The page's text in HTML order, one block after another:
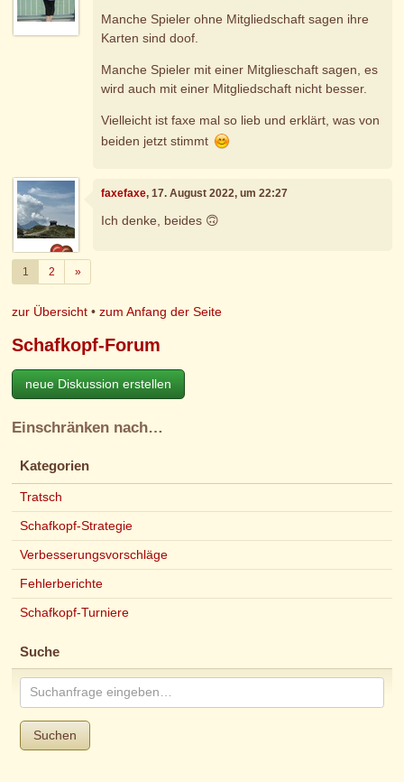
Manche Spieler ohne Mitgliedschaft sagen ihre
Karten sind doof.
Manche Spieler mit einer Mitglieschaft sagen, es
wird auch mit einer Mitgliedschaft nicht besser.
Vielleicht ist faxe mal so lieb und erklärt, was von
beiden jetzt stimmt
faxefaxe, 17. August 2022, um 22:27
Ich denke, beides 🙃
1 2 »Weiter
zur Übersicht •zum Anfang der Seite
Schafkopf-Forum
neue Diskussion erstellen
Einschränken nach…
Kategorien
Tratsch
Schafkopf-Strategie
Verbesserungsvorschläge
Fehlerberichte
Schafkopf-Turniere
Suche
Suchen